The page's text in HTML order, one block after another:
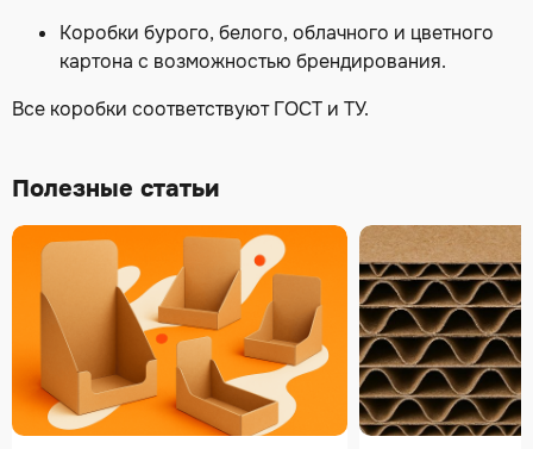
Коробки бурого, белого, облачного и цветного
картона с возможностью брендирования.
Все коробки соответствуют ГОСТ и ТУ.
Полезные статьи